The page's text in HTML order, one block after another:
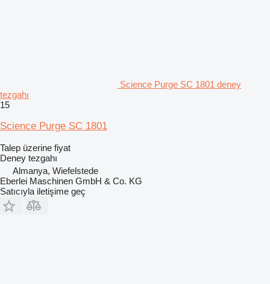
Science Purge SC 1801 deney
tezgahı
15
Science Purge SC 1801
Talep üzerine fiyat
Deney tezgahı
Almanya, Wiefelstede
Eberlei Maschinen GmbH & Co. KG
Satıcıyla iletişime geç